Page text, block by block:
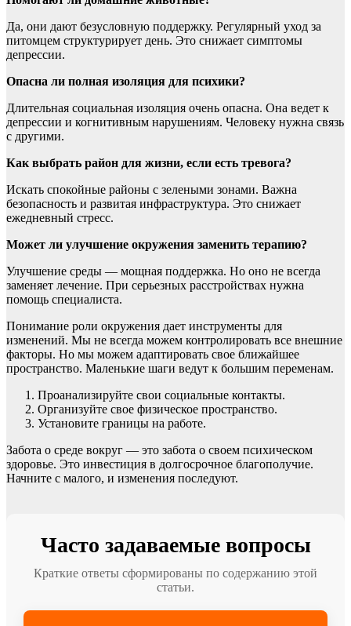
Да, они дают безусловную поддержку. Регулярный уход за
питомцем структурирует день. Это снижает симптомы
депрессии.
Опасна ли полная изоляция для психики?
Длительная социальная изоляция очень опасна. Она ведет к
депрессии и когнитивным нарушениям. Человеку нужна связь
с другими.
Как выбрать район для жизни, если есть тревога?
Искать спокойные районы с зелеными зонами. Важна
безопасность и развитая инфраструктура. Это снижает
ежедневный стресс.
Может ли улучшение окружения заменить терапию?
Улучшение среды — мощная поддержка. Но оно не всегда
заменяет лечение. При серьезных расстройствах нужна
помощь специалиста.
Понимание роли окружения дает инструменты для
изменений. Мы не всегда можем контролировать все внешние
факторы. Но мы можем адаптировать свое ближайшее
пространство. Маленькие шаги ведут к большим переменам.
Проанализируйте свои социальные контакты.
Организуйте свое физическое пространство.
Установите границы на работе.
Забота о среде вокруг — это забота о своем психическом
здоровье. Это инвестиция в долгосрочное благополучие.
Начните с малого, и изменения последуют.
Часто задаваемые вопросы
Краткие ответы сформированы по содержанию этой
статьи.